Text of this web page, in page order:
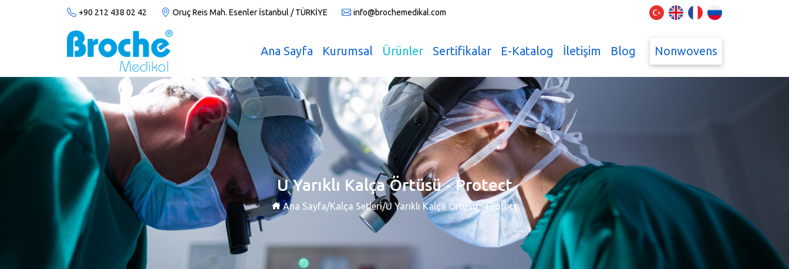
+90 212 438 02 42 Oruç Reis Mah. Esenler İstanbul / TÜRKİYE info@brochemedikal.com
Ana Sayfa Kurumsal Ürünler Sertifikalar E-Katalog İletişim Blog Nonwovens
U Yarıklı Kalça Örtüsü - Protect
Ana Sayfa/Kalça Setleri/U Yarıklı Kalça Örtüsü - Protect